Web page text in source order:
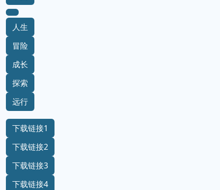
人生
冒险
成长
探索
远行
下载链接1
下载链接2
下载链接3
下载链接4